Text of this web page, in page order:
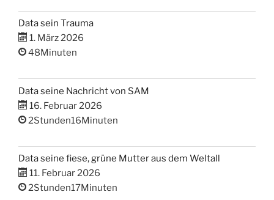
Data sein Trauma
1. März 2026
48Minuten
Data seine Nachricht von SAM
16. Februar 2026
2Stunden16Minuten
Data seine fiese, grüne Mutter aus dem Weltall
11. Februar 2026
2Stunden17Minuten